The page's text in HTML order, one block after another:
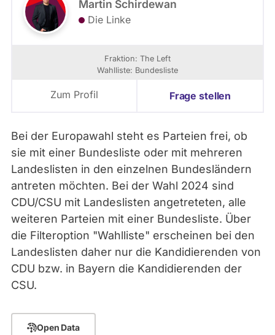
Martin Schirdewan
Die Linke
Fraktion: The Left
Wahlliste: Bundesliste
Zum Profil Frage stellen
Bei der Europawahl steht es Parteien frei, ob
sie mit einer Bundesliste oder mit mehreren
Landeslisten in den einzelnen Bundesländern
antreten möchten. Bei der Wahl 2024 sind
CDU/CSU mit Landeslisten angetreteten, alle
weiteren Parteien mit einer Bundesliste. Über
die Filteroption "Wahlliste" erscheinen bei den
Landeslisten daher nur die Kandidierenden von
CDU bzw. in Bayern die Kandidierenden der
CSU.
Open Data